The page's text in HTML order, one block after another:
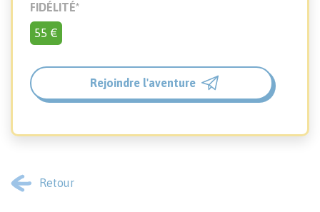
FIDÉLITÉ*
55 €
Rejoindre l'aventure
Retour